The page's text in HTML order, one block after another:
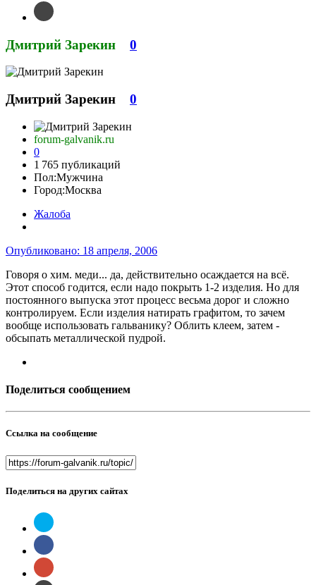
Дмитрий Зарекин 0
Дмитрий Зарекин 0
forum-galvanik.ru
0
1 765 публикаций
Пол:Мужчина
Город:Москва
Жалоба
Опубликовано: 18 апреля, 2006
Говоря о хим. меди... да, действительно осаждается на всё.
Этот способ годится, если надо покрыть 1-2 изделия. Но для
постоянного выпуска этот процесс весьма дорог и сложно
контролируем. Если изделия натирать графитом, то зачем
вообще использовать гальванику? Облить клеем, затем -
обсыпать металлической пудрой.
Поделиться сообщением
Ссылка на сообщение
Поделиться на других сайтах